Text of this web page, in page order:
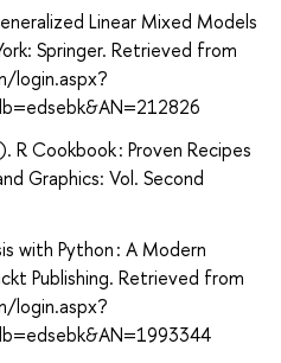
Linear Mixed Models
Springer. Retrieved from
login.aspx?
R Cookbook : Proven Recipes
Graphics: Vol. Second
with Python : A Modern
Publishing. Retrieved from
login.aspx?